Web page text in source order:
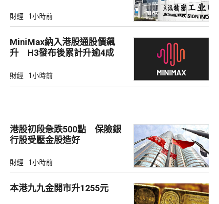
財經 1小時前
MiniMax納入港股通股價飆
升 H3發布後累計升逾4成
財經 1小時前
港股初段急跌500點 保險銀
行股受壓金股造好
財經 1小時前
本港九九金開市升1255元